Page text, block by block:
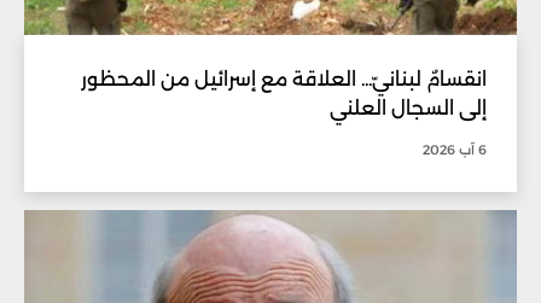
انقسامٌ لبنانيّ... العلاقة مع إسرائيل من المحظور
إلى السجال العلني
6 آب 2026